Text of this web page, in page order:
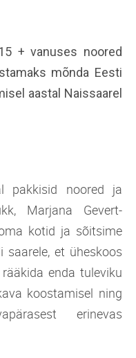
+ vanuses noored
mõnda Eesti
aastal Naissaarel
pakkisid noored ja
Marjana Gevert-
kotid ja sõitsime
saarele, et üheskoos
enda tuleviku
koostamisel ning
erinevas